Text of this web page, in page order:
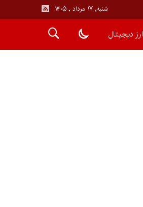
شنبه, ۱۷ مرداد , ۱۴۰۵
ارز دیجیتال